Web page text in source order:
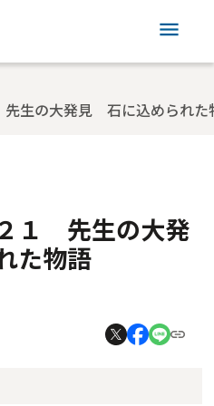
menu
生の大発見 石に込められた
１ 先生の大発
た物語